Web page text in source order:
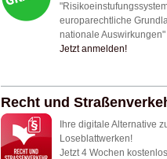
europarechtliche
nationale Auswirkungen"
Jetzt anmelden!
Recht und
Ihre digitale Alternative
Loseblattwerken!
Jetzt 4 Wochen